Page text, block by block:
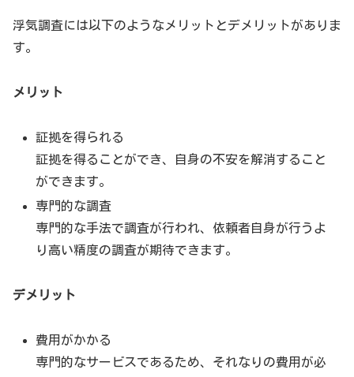
浮気調査には以下のようなメリットとデメリットがありま
す。
メリット
証拠を得られる
証拠を得ることができ、自身の不安を解消すること
ができます。
専門的な調査
専門的な手法で調査が行われ、依頼者自身が行うよ
り高い精度の調査が期待できます。
デメリット
費用がかかる
専門的なサービスであるため、それなりの費用が必